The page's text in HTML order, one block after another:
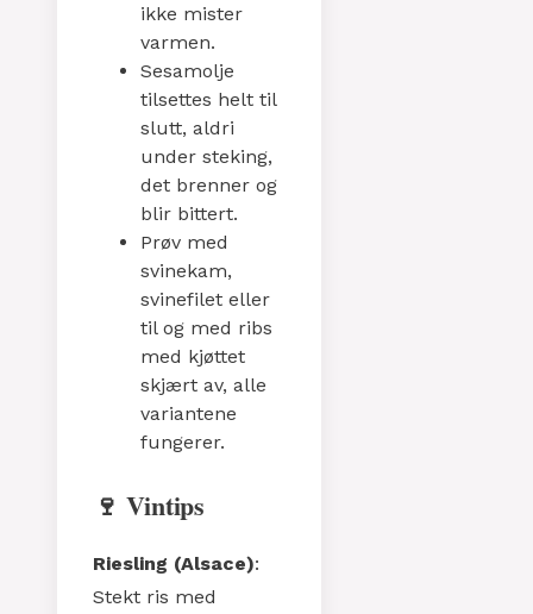
ikke mister
varmen.
Sesamolje
tilsettes helt til
slutt, aldri
under steking,
det brenner og
blir bittert.
Prøv med
svinekam,
svinefilet eller
til og med ribs
med kjøttet
skjært av, alle
variantene
fungerer.
🍷 Vintips
Riesling (Alsace):
Stekt ris med